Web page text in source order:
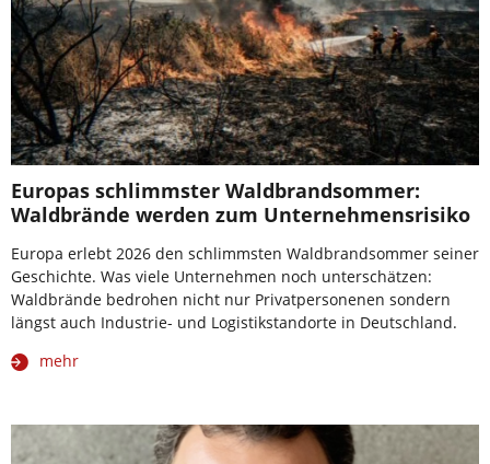
Europas schlimmster Waldbrandsommer:
Waldbrände werden zum Unternehmensrisiko
Europa erlebt 2026 den schlimmsten Waldbrandsommer seiner
Geschichte. Was viele Unternehmen noch unterschätzen:
Waldbrände bedrohen nicht nur Privatpersonenen sondern
längst auch Industrie- und Logistikstandorte in Deutschland.
mehr